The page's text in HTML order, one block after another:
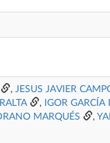
, JESUS JAVIER
, IGOR GARCÍA
MARQUÉS
,